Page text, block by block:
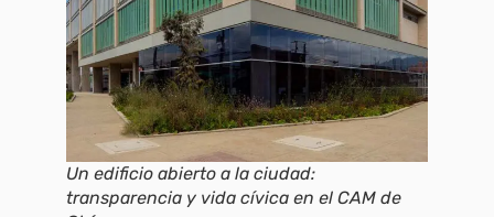
Un edificio abierto a la ciudad:
transparencia y vida cívica en el CAM de